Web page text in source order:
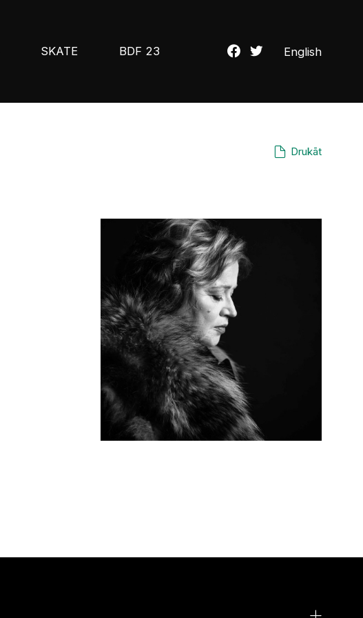
SKATE BDF 23 English
Drukāt